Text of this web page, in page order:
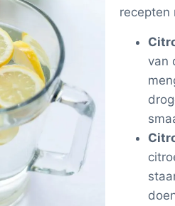
recepten
van